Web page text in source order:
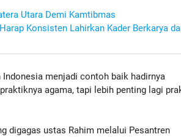
Utara Demi Kamtibmas
Konsisten Lahirkan Kader Berkarya
Indonesia menjadi contoh baik hadirnya
agama, tapi lebih penting lagi
digagas ustas Rahim melalui Pesantren